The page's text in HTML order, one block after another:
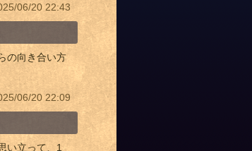
06/20 22:43
の向き合い方
06/20 22:09
い立って、1